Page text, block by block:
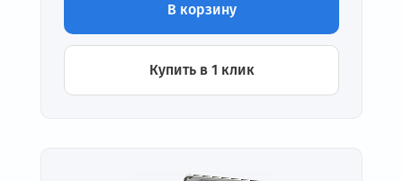
В корзину
Купить в 1 клик